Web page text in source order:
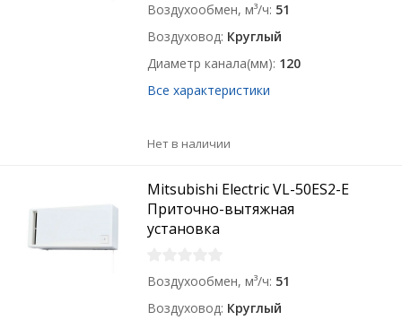
Воздухообмен, м³/ч 51
Воздуховод Круглый
Диаметр канала(мм) 120
Все характеристики
Нет в наличии
Mitsubishi Electric VL-50ES2-E
Приточно-вытяжная
установка
Воздухообмен, м³/ч 51
Воздуховод Круглый